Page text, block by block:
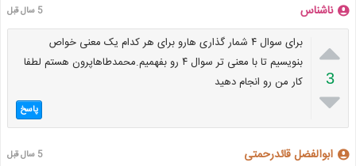
ناشناس 5 سال قبل

3

برای سوال ۴ شمار گذاری هارو برای هر کدام یک معنی خواص
بنویسیم تا با معنی تر سوال ۴ رو بفهمیم.محمدطاهاپرون هستم لطفا
کار من رو انجام دهید
پاسخ
ابوالفضل قائدرحمتی 5 سال قبل